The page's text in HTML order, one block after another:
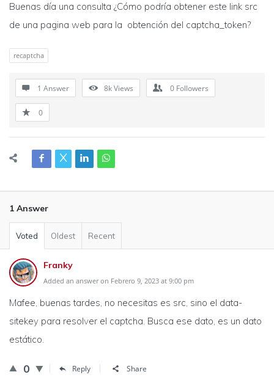
Buenas día una consulta ¿Cómo podría obtener este link src
de una pagina web para la obtención del captcha_token?
recaptcha
1 Answer 8kViews 0 Followers
0
1 Answer
Voted Oldest Recent
Franky
Added an answer on Febrero 9, 2023 at 9:00 pm
Mafee, buenas tardes, no necesitas es src, sino el data-
sitekey para resolver el captcha. Busca ese dato, es un dato
estático.
0 Reply Share